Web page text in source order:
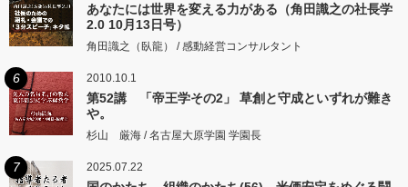
あなたには世界を変える力がある（角田識之の社長学
2.0 10月13日号）
角田識之（臥龍） / 感動経営コンサルタント
6 2010.10.1
第52講 「帝王学その2」 草創と守成といずれが難き
や。
杉山 厳海 / 名古屋大原学園 学園長
7 2025.07.22